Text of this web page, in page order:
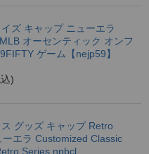
ズ キャップ ニューエラ
オーセンティック オンフ
ゲーム【nejp59】
)
グッズ キャップ Retro
ーエラ Customized Classic
Series npbcl